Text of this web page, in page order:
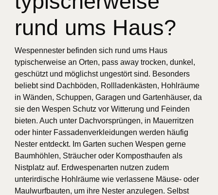
rund ums Haus?
Wespennester befinden sich rund ums Haus
typischerweise an Orten, pass away trocken, dunkel,
geschützt und möglichst ungestört sind. Besonders
beliebt sind Dachböden, Rollladenkästen, Hohlräume
in Wänden, Schuppen, Garagen und Gartenhäuser, da
sie den Wespen Schutz vor Witterung und Feinden
bieten. Auch unter Dachvorsprüngen, in Mauerritzen
oder hinter Fassadenverkleidungen werden häufig
Nester entdeckt. Im Garten suchen Wespen gerne
Baumhöhlen, Sträucher oder Komposthaufen als
Nistplatz auf. Erdwespenarten nutzen zudem
unterirdische Hohlräume wie verlassene Mäuse- oder
Maulwurfbauten, um ihre Nester anzulegen. Selbst